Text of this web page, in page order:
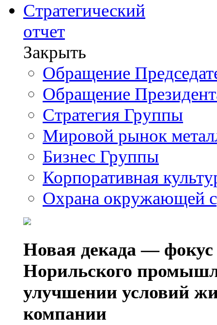
Стратегический
отчет
Закрыть
Обращение
Обращение
Стратегия Группы
Мировой рынок
Бизнес Группы
Корпоративная
Охрана окружающей
Новая декада — фокус
Норильского
улучшении условий
компании